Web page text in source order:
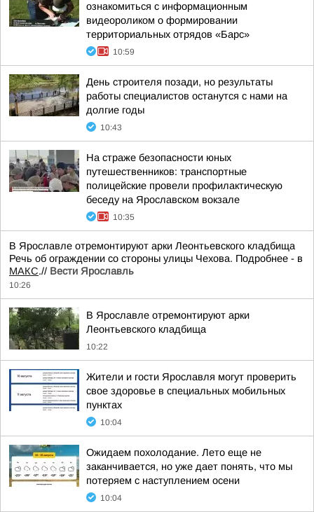
ознакомиться с информационным
видеороликом о формировании
территориальных отрядов «Барс»
10:59
День строителя позади, но результаты
работы специалистов останутся с нами на
долгие годы
10:43
На страже безопасности юных
путешественников: транспортные
полицейские провели профилактическую
беседу на Ярославском вокзале
10:35
В Ярославле отремонтируют арки Леонтьевского кладбища
Речь об ограждении со стороны улицы Чехова. Подробнее - в
МАКС.// Вести Ярославль
10:26
В Ярославле отремонтируют арки
Леонтьевского кладбища
10:22
Жители и гости Ярославля могут проверить
свое здоровье в специальных мобильных
пунктах
10:04
Ожидаем похолодание. Лето еще не
заканчивается, но уже дает понять, что мы
потеряем с наступлением осени
10:04